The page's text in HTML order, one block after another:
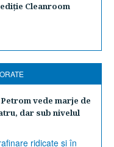
Cleanroom
vede marje de
dar sub nivelul